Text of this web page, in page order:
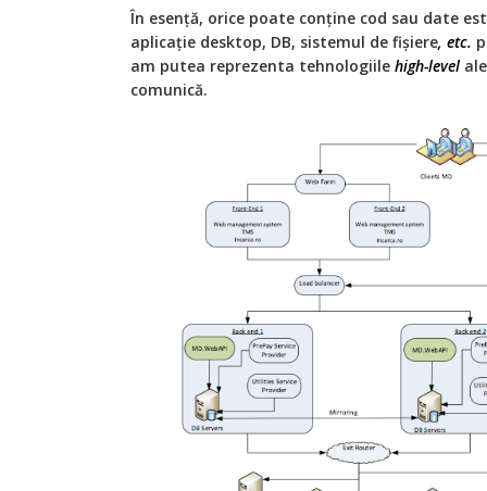
În esență, orice poate conține cod sau date
aplicație desktop, DB, sistemul de fișiere, etc.
am putea reprezenta tehnologiile high-level
comunică.